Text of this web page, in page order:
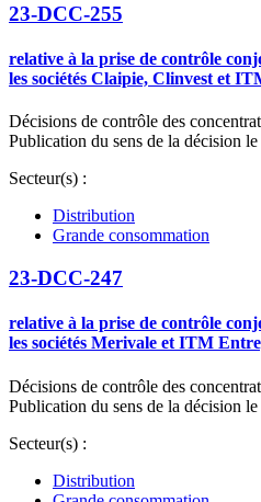
23-DCC-255
relative à la prise de contrôle
les sociétés Claipie, Clinvest et
Décisions de contrôle des
Publication du sens de la décision
Secteur(s) :
Distribution
Grande consommation
23-DCC-247
relative à la prise de contrôle
les sociétés Merivale et ITM
Décisions de contrôle des
Publication du sens de la décision
Secteur(s) :
Distribution